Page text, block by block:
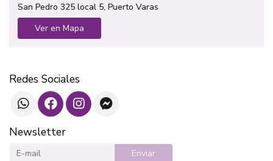
San Pedro 325 local 5, Puerto Varas
Ver en Mapa
Redes Sociales
Newsletter
Enviar